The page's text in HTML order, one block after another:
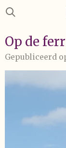
Ga
de
hoofdinhoud
Op de
Gepubliceerd